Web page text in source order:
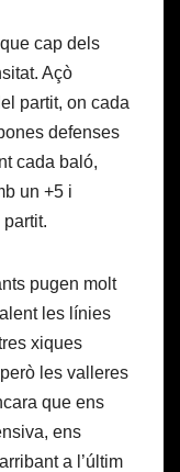
cap dels
Açò
partit, on cada
defenses
cada baló,
un +5 i
pugen molt
les línies
xiques
les valleres
que ens
ens
a l’últim